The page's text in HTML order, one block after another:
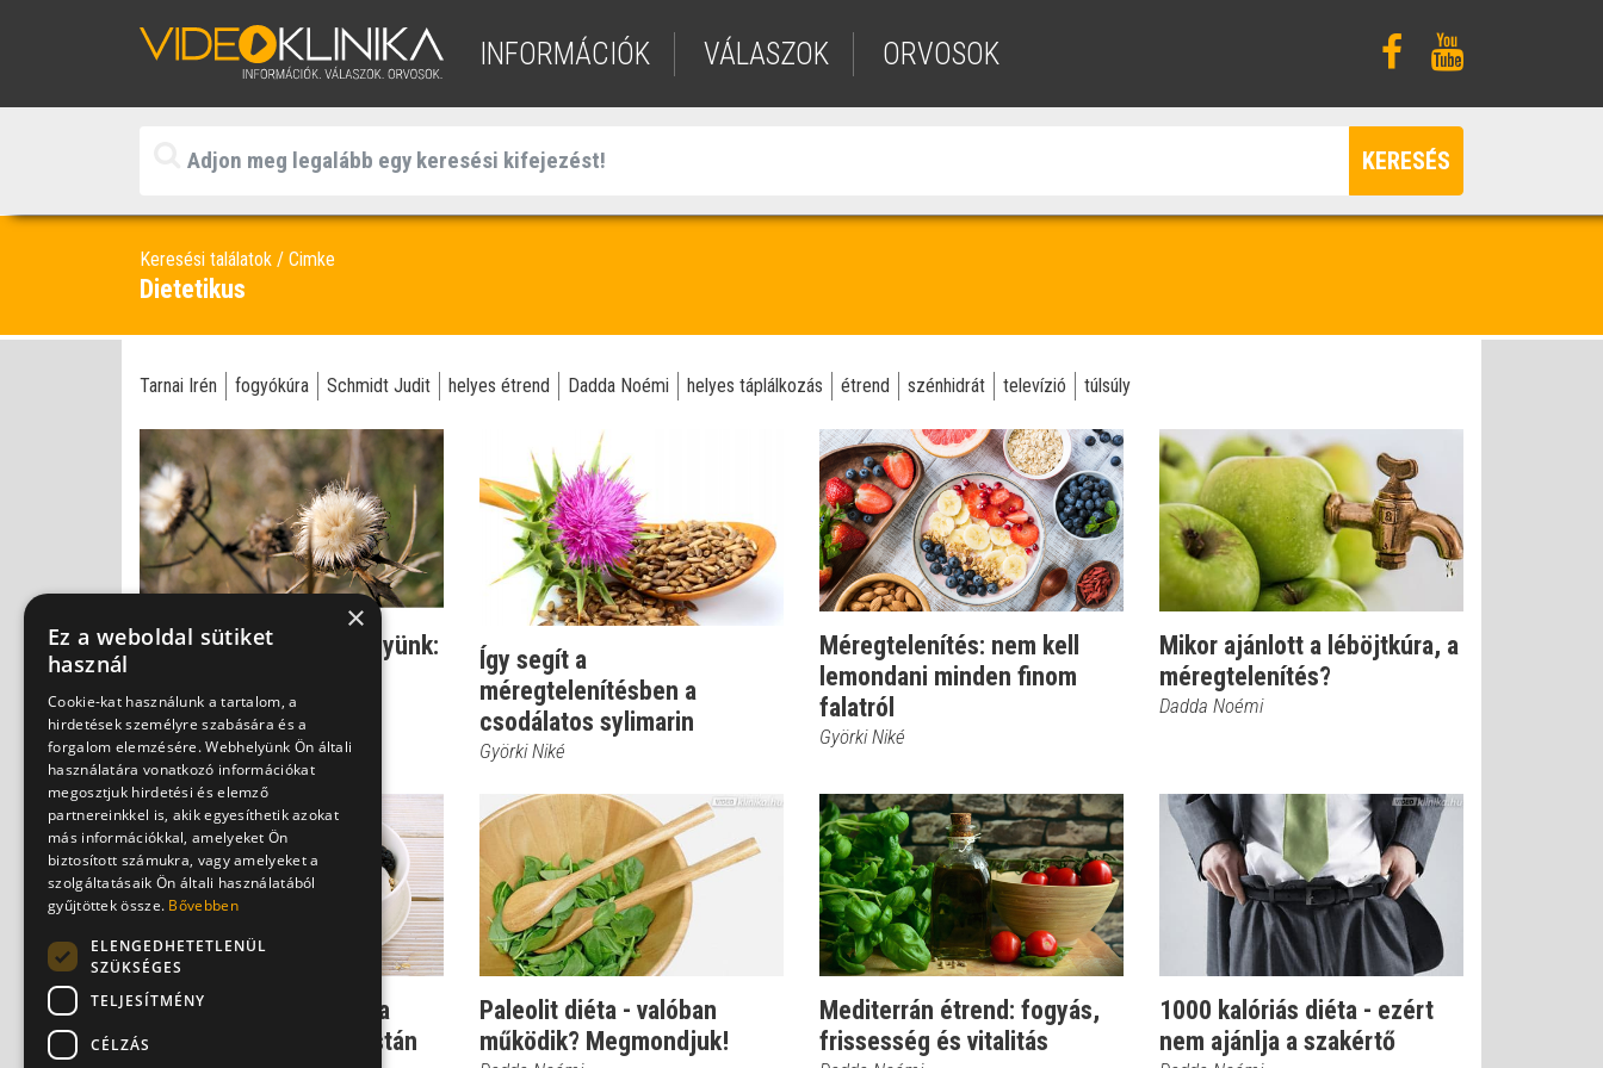
INFORMÁCIÓK VÁLASZOK ORVOSOK
KERESÉS
Keresési találatok Cimke
Dietetikus
Tarnai Irén fogyókúra Schmidt Judit helyes étrend Dadda Noémi helyes táplálkozás étrend szénhidrát televízió túlsúly
Csodatevő gyógynövényünk:
Györki Niké
Így segít a
méregtelenítésben a
csodálatos sylimarin
Györki Niké
Méregtelenítés: nem kell
lemondani minden finom
falatról
Györki Niké
Mikor ajánlott a léböjtkúra, a
méregtelenítés?
Dadda Noémi
Fogyókúra, tudatosan: a
szénhidrát sincs tiltólistán
Paleolit diéta - valóban
működik? Megmondjuk!
Mediterrán étrend: fogyás,
frissesség és vitalitás
1000 kalóriás diéta - ezért
nem ajánlja a szakértő
×
Ez a weboldal sütiket
használ
Cookie-kat használunk a tartalom, a
hirdetések személyre szabására és a
forgalom elemzésére. Webhelyünk Ön általi
használatára vonatkozó információkat
megosztjuk hirdetési és elemző
partnereinkkel is, akik egyesíthetik azokat
más információkkal, amelyeket Ön
biztosított számukra, vagy amelyeket a
szolgáltatásaik Ön általi használatából
gyűjtöttek össze. Bővebben
ELENGEDHETETLENÜL
SZÜKSÉGES
TELJESÍTMÉNY
CÉLZÁS